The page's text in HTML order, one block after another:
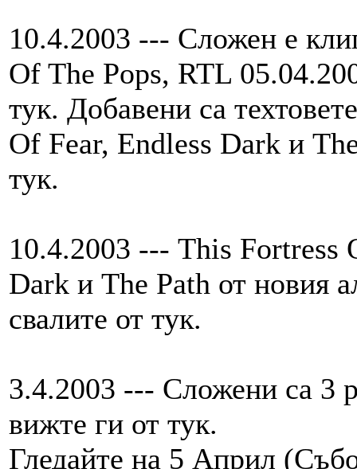
10.4.2003 --- Сложен е
Of The Pops, RTL
тук. Добавени са
Of Fear, Endless Dark и
тук.
10.4.2003 --- This Fortress
Dark и The Path от новия
свалите от тук.
3.4.2003 --- Сложени са 3
вижте ги от тук.
Гледайте на 5 Април